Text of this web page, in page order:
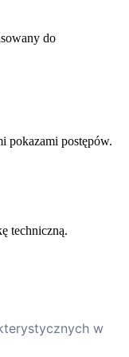
do
pokazami postępów.
techniczną.
w